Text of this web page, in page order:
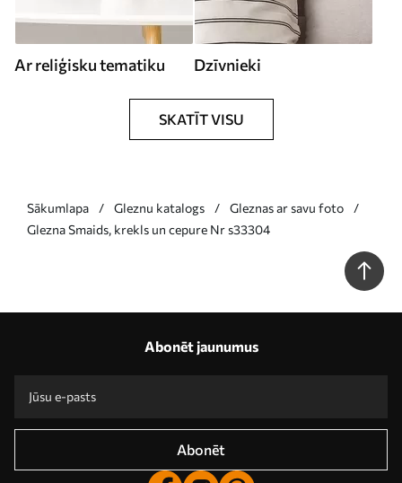
Ar reliģisku tematiku Dzīvnieki
SKATĪT VISU
Sākumlapa Gleznu katalogs
Gleznas ar savu foto
Glezna Smaids, krekls un cepure Nr s33304
Abonēt jaunumus
Abonēt